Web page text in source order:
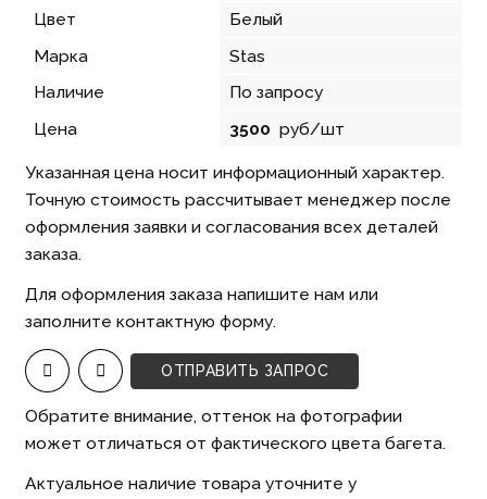
Цвет
Белый
Марка
Stas
Наличие
По запросу
Цена
3500 руб/шт
Указанная цена носит информационный характер.
Точную стоимость рассчитывает менеджер после
оформления заявки и согласования всех деталей
заказа.
Для оформления заказа напишите нам или
заполните контактную форму.
ОТПРАВИТЬ ЗАПРОС
Обратите внимание, оттенок на фотографии
может отличаться от фактического цвета багета.
Актуальное наличие товара уточните у